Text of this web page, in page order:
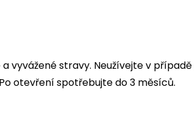
vyvážené stravy. Neužívejte v
otevření spotřebujte do 3 měsíců.